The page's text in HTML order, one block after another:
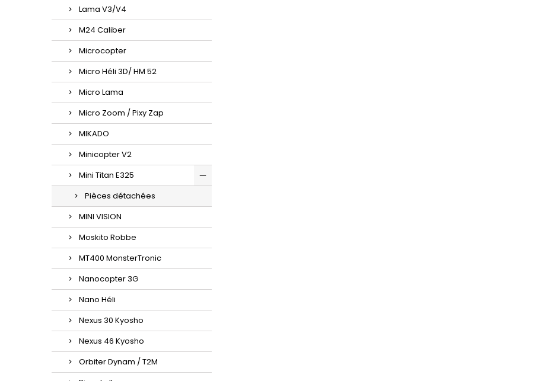
Lama V3/V4
M24 Caliber
Microcopter
Micro Héli 3D/ HM 52
Micro Lama
Micro Zoom / Pixy Zap
MIKADO
Minicopter V2
Mini Titan E325
Pièces détachées
MINI VISION
Moskito Robbe
MT400 MonsterTronic
Nanocopter 3G
Nano Héli
Nexus 30 Kyosho
Nexus 46 Kyosho
Orbiter Dynam / T2M